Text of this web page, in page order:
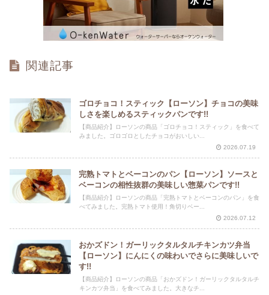
関連記事
ゴロチョコ！スティック【ローソン】チョコの美味
しさを楽しめるスティックパンです!!
【商品紹介】ローソンの商品「ゴロチョコ！スティック」を食べて
みました。ゴロゴロとしたチョコがおいしい...
2026.07.19
完熟トマトとベーコンのパン【ローソン】ソースと
ベーコンの相性抜群の美味しい惣菜パンです!!
【商品紹介】ローソンの商品「完熟トマトとベーコンのパン」を食
べてみました。完熟トマト使用！角切りベー...
2026.07.12
おかズドン！ガーリックタルタルチキンカツ弁当
【ローソン】にんにくの味わいでさらに美味しいで
す!!
【商品紹介】ローソンの商品「おかズドン！ガーリックタルタルチ
キンカツ弁当」を食べてみました。大きなチ...